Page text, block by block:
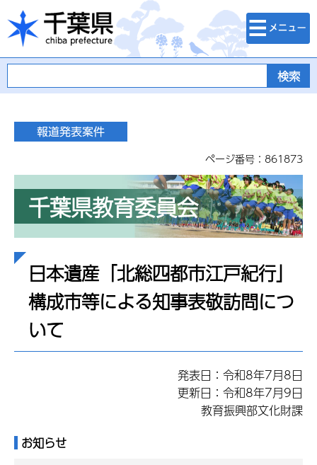
千葉県
検索・メニュ
ー
ページ番号：861873
千葉県教育委員会
日本遺産「北総四都市江戸紀行」
構成市等による知事表敬訪問につ
いて
発表日：令和8年7月8日
更新日：令和8年7月9日
教育振興部文化財課
お知らせ